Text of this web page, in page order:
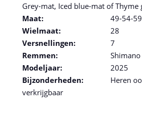
Grey-mat, Iced blue-mat of Thyme
Maat:
49-54-59
Wielmaat:
28
Versnellingen:
7
Remmen:
Modeljaar:
2025
Bijzonderheden:
Heren
verkrijgbaar